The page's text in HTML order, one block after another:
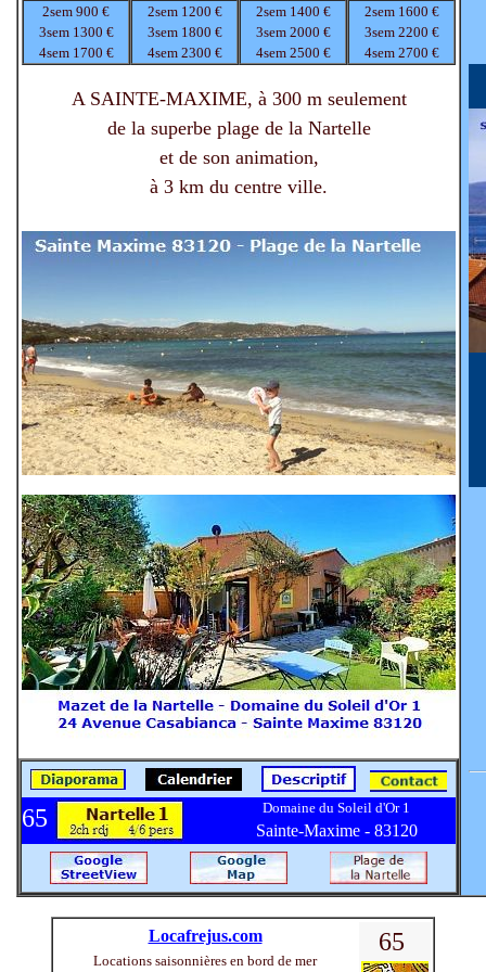
2sem 900 €
3sem 1300 €
4sem 1700 €
2sem 1200 €
3sem 1800 €
4sem 2300 €
2sem 1400 €
3sem 2000 €
4sem 2500 €
2sem 1600 €
3sem 2200 €
4sem 2700 €
A SAINTE-MAXIME, à 300 m seulement
de la superbe plage de la Nartelle
et de son animation,
à 3 km du centre ville.
65 Domaine du Soleil d'Or 1
Sainte-Maxime - 83120
Locafrejus.com
Locations saisonnières en bord de mer
65